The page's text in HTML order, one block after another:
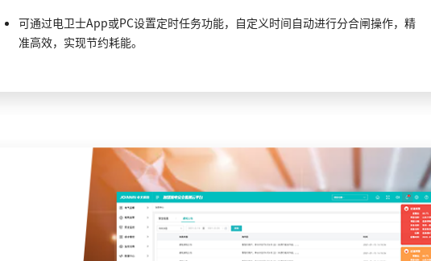
可通过电卫士App或PC设置定时任务功能，自定义时间自动进行分合闸操作，精
准高效，实现节约耗能。